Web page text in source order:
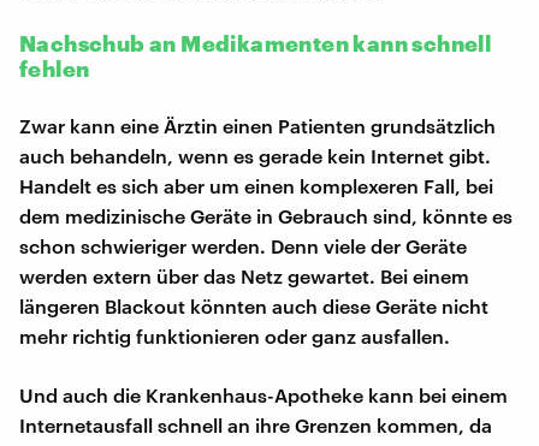
Nachschub an Medikamenten kann schnell
fehlen
Zwar kann eine Ärztin einen Patienten grundsätzlich
auch behandeln, wenn es gerade kein Internet gibt.
Handelt es sich aber um einen komplexeren Fall, bei
dem medizinische Geräte in Gebrauch sind, könnte es
schon schwieriger werden. Denn viele der Geräte
werden extern über das Netz gewartet. Bei einem
längeren Blackout könnten auch diese Geräte nicht
mehr richtig funktionieren oder ganz ausfallen.
Und auch die Krankenhaus-Apotheke kann bei einem
Internetausfall schnell an ihre Grenzen kommen, da